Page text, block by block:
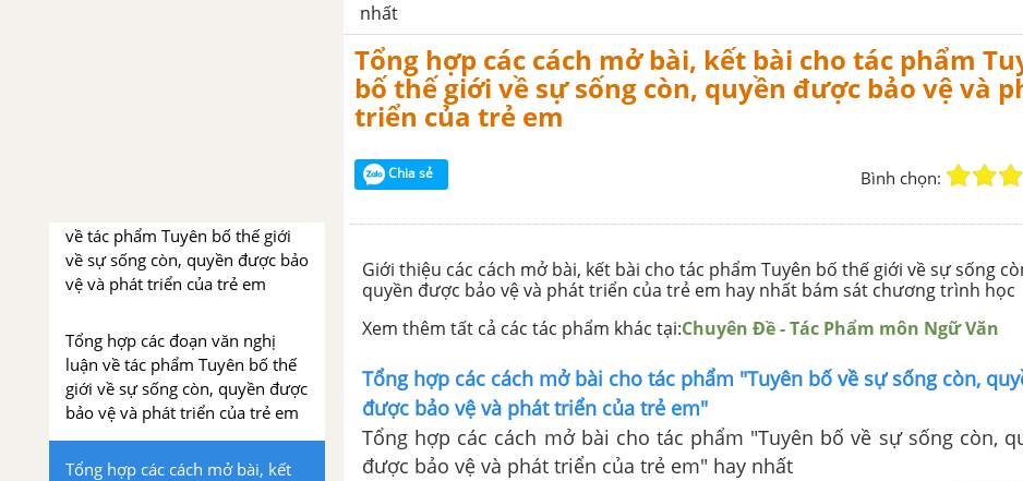
về tác phẩm Tuyên bố thế giới
về sự sống còn, quyền được bảo
vệ và phát triển của trẻ em
Tổng hợp các đoạn văn nghị
luận về tác phẩm Tuyên bố thế
giới về sự sống còn, quyền được
bảo vệ và phát triển của trẻ em
Tổng hợp các cách mở bài, kết
nhất
Tổng hợp các cách mở bài, kết bài cho tác phẩm
bố thế giới về sự sống còn, quyền được bảo vệ và
triển của trẻ em
Chia sẻ Bình chọn:
Giới thiệu các cách mở bài, kết bài cho tác phẩm Tuyên bố thế giới về sự sống
quyền được bảo vệ và phát triển của trẻ em hay nhất bám sát chương trình học
Xem thêm tất cả các tác phẩm khác tại:Chuyên Đề - Tác Phẩm môn Ngữ Văn
Tổng hợp các cách mở bài cho tác phẩm "Tuyên bố về sự sống còn,
được bảo vệ và phát triển của trẻ em"
Tổng hợp các cách mở bài cho tác phẩm "Tuyên bố về sự sống còn,
được bảo vệ và phát triển của trẻ em" hay nhất